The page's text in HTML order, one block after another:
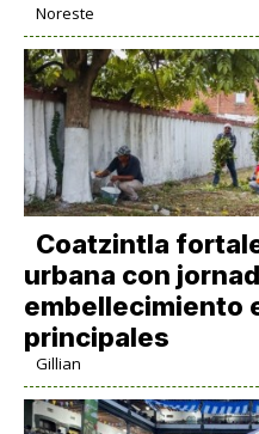
Noreste
Coatzintla
urbana con
embellecimiento
principales
Gillian